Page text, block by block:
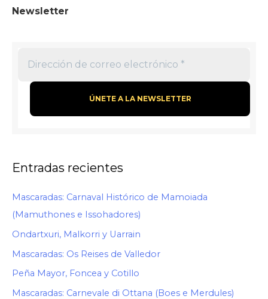
Newsletter
Entradas recientes
Mascaradas: Carnaval Histórico de Mamoiada
(Mamuthones e Issohadores)
Ondartxuri, Malkorri y Uarrain
Mascaradas: Os Reises de Valledor
Peña Mayor, Foncea y Cotillo
Mascaradas: Carnevale di Ottana (Boes e Merdules)